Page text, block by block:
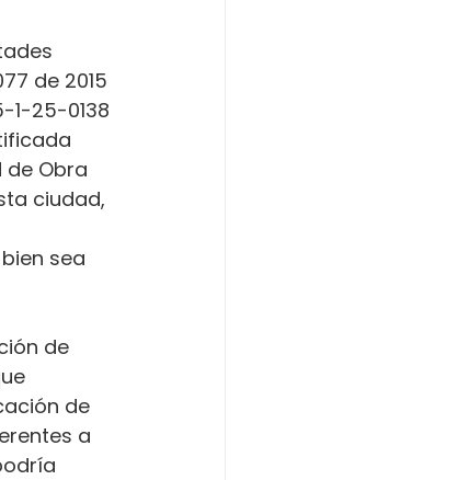
de 2015
1-25-0138
de Obra
ciudad,
sea
de
de
a